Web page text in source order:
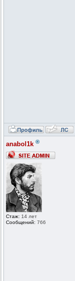
anabol1k ®
Стаж: 14 лет
Сообщений: 766